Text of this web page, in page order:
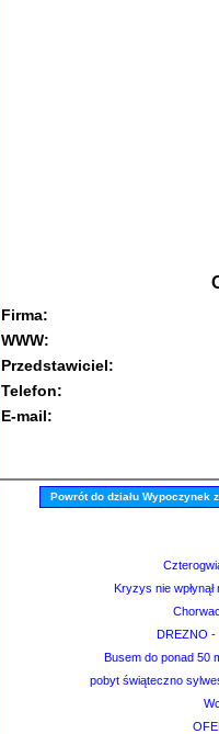
Firma:
WWW:
Przedstawiciel:
Telefon:
E-mail:
Powrót do działu Wypoczynek
Kryzys nie
DREZNO -
Busem do ponad 50
pobyt świąteczno